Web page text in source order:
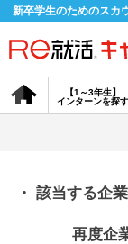
新卒学生のためのスカ
【1～3年生】
インターンを探す
会員
探す
・ 該当する企
再度企